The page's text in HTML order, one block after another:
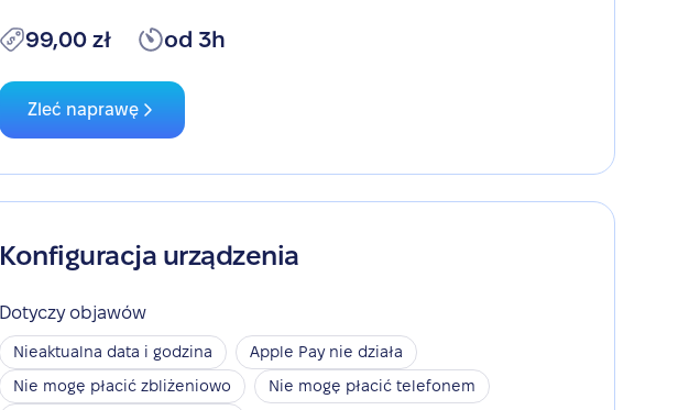
99,00 zł od 3h
Zleć naprawę
Konfiguracja urządzenia
Dotyczy objawów
Nieaktualna data i godzina
Apple Pay nie działa
Nie mogę płacić zbliżeniowo
Nie mogę płacić telefonem